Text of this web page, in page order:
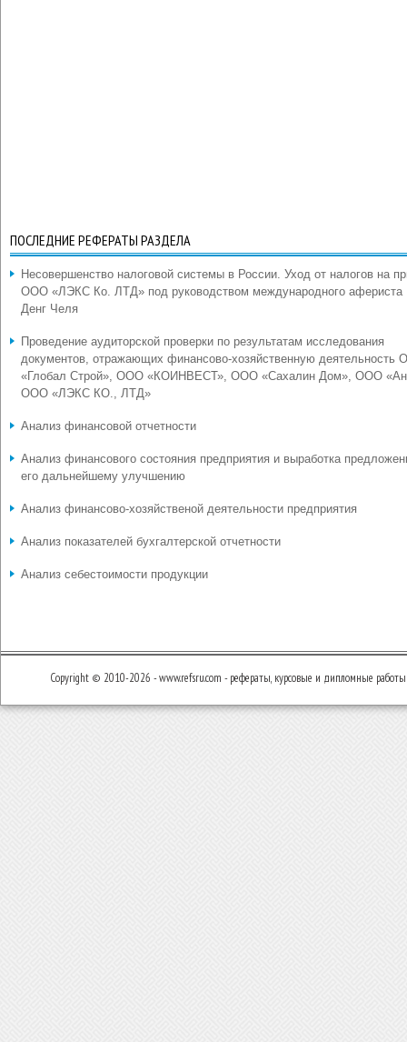
ПОСЛЕДНИЕ РЕФЕРАТЫ РАЗДЕЛА
Несовершенство налоговой системы в России. Уход от налогов на
ООО «ЛЭКС Ко. ЛТД» под руководством международного
Денг Челя
Проведение аудиторской проверки по результатам исследования
документов, отражающих финансово-хозяйственную деятельность
«Глобал Строй», ООО «КОИНВЕСТ», ООО «Сахалин Дом», ООО
ООО «ЛЭКС КО., ЛТД»
Анализ финансовой отчетности
Анализ финансового состояния предприятия и выработка
его дальнейшему улучшению
Анализ финансово-хозяйственой деятельности предприятия
Анализ показателей бухгалтерской отчетности
Анализ себестоимости продукции
Copyright © 2010-2026 - www.refsru.com - рефераты, курсовые и дипломные работы